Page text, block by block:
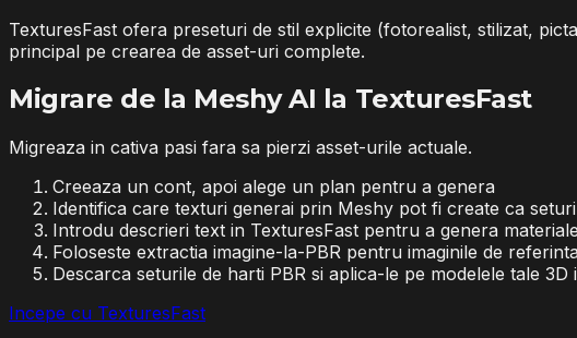
TexturesFast ofera preseturi de stil explicite (fotorealist, stilizat,
principal pe crearea de asset-uri complete.
Migrare de la Meshy AI la TexturesFast
Migreaza in cativa pasi fara sa pierzi asset-urile actuale.
Creeaza un cont, apoi alege un plan pentru a genera
Identifica care texturi generai prin Meshy pot fi create ca
Introdu descrieri text in TexturesFast pentru a genera
Foloseste extractia imagine-la-PBR pentru imaginile de
Descarca seturile de harti PBR si aplica-le pe modelele tale
Incepe cu TexturesFast